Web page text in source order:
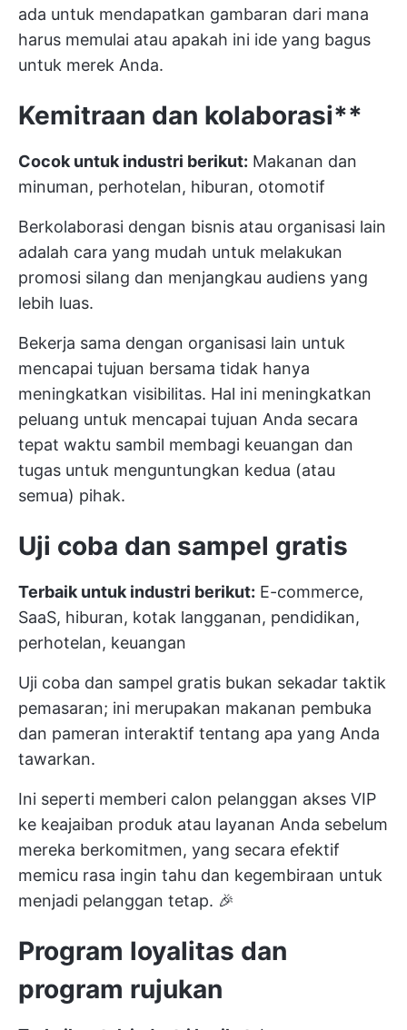
ada untuk mendapatkan gambaran dari mana
harus memulai atau apakah ini ide yang bagus
untuk merek Anda.
Kemitraan dan kolaborasi**
Cocok untuk industri berikut: Makanan dan
minuman, perhotelan, hiburan, otomotif
Berkolaborasi dengan bisnis atau organisasi lain
adalah cara yang mudah untuk melakukan
promosi silang dan menjangkau audiens yang
lebih luas.
Bekerja sama dengan organisasi lain untuk
mencapai tujuan bersama tidak hanya
meningkatkan visibilitas. Hal ini meningkatkan
peluang untuk mencapai tujuan Anda secara
tepat waktu sambil membagi keuangan dan
tugas untuk menguntungkan kedua (atau
semua) pihak.
Uji coba dan sampel gratis
Terbaik untuk industri berikut: E-commerce,
SaaS, hiburan, kotak langganan, pendidikan,
perhotelan, keuangan
Uji coba dan sampel gratis bukan sekadar taktik
pemasaran; ini merupakan makanan pembuka
dan pameran interaktif tentang apa yang Anda
tawarkan.
Ini seperti memberi calon pelanggan akses VIP
ke keajaiban produk atau layanan Anda sebelum
mereka berkomitmen, yang secara efektif
memicu rasa ingin tahu dan kegembiraan untuk
menjadi pelanggan tetap. 🎉
Program loyalitas dan
program rujukan